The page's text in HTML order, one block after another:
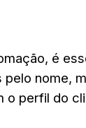
é
nome,
o perfil do